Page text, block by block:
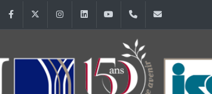
FacebookTwitter InstagramLinkedInYouTube+961 (1) 421 581